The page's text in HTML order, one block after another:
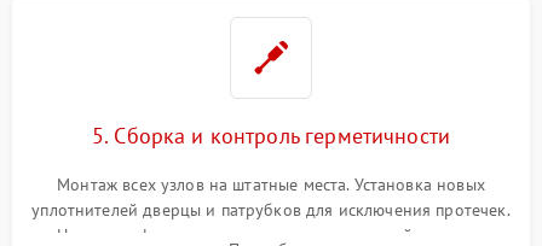
5. Сборка и контроль герметичности
Монтаж всех узлов на штатные места. Установка новых
уплотнителей дверцы и патрубков для исключения протечек.
Надежная фиксация хомутов гидравлической системы,